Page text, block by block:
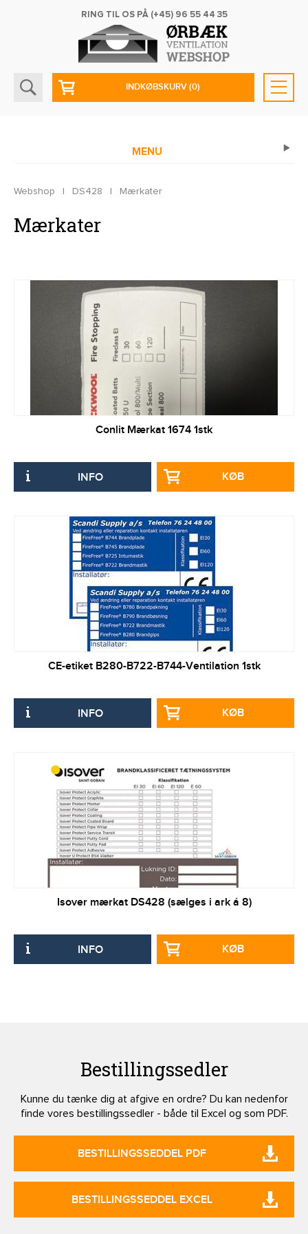
RING TIL OS PÅ (+45) 96 55 44 35
INDKØBSKURV(0)
MENU
Webshop | DS428 | Mærkater
Mærkater
Conlit Mærkat 1674 1stk
INFO KØB
CE-etiket B280-B722-B744-Ventilation 1stk
INFO KØB
Isover mærkat DS428 (sælges i ark á 8)
INFO KØB
Bestillingssedler
Kunne du tænke dig at afgive en ordre? Du kan nedenfor
finde vores bestillingssedler - både til Excel og som PDF.
BESTILLINGSSEDDEL PDF
BESTILLINGSSEDDEL EXCEL